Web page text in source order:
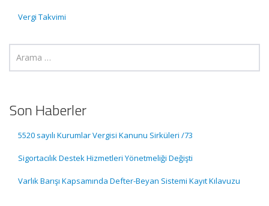
Vergi Takvimi
Son Haberler
5520 sayılı Kurumlar Vergisi Kanunu Sirküleri /73
Sigortacılık Destek Hizmetleri Yönetmeliği Değişti
Varlık Barışı Kapsamında Defter-Beyan Sistemi Kayıt Kılavuzu